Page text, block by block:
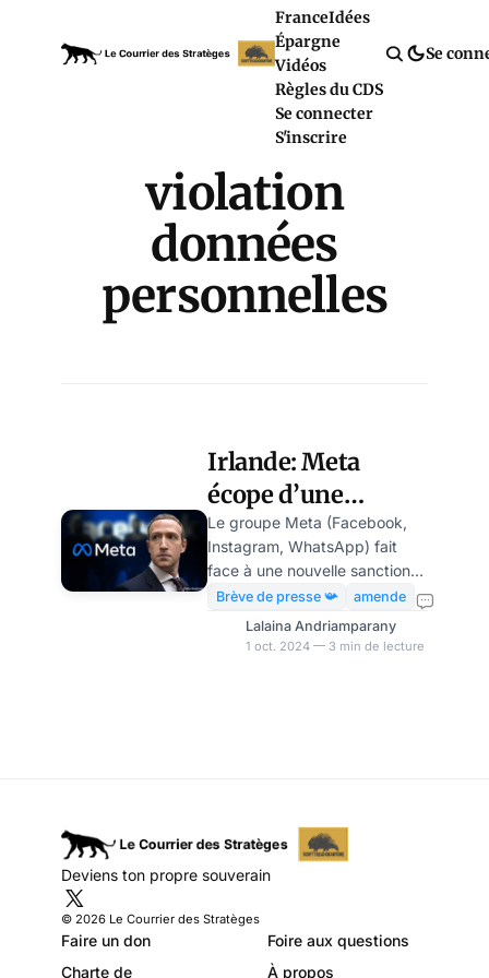
FranceIdées
Épargne
Vidéos
Règles du CDS
Se connecter
S'inscrire
Se
violation
données
personnelles
Irlande: Meta
écope d’une
amende de 91
millions d’euros
pour violation de
données
Le groupe Meta (Facebook,
Instagram, WhatsApp) fait
face à une nouvelle sanction.
L’entreprise a été condamnée
par la Data Protection
Commission (DPC) irlandaise à
fondamentales de la
cybersécurité, a mis en
danger la confidentialité des
cette sanction parait
Brève de presse 📯
amende
Lalaina Andriamparany
1 oct. 2024 — 3 min de lecture
Deviens ton propre souverain
© 2026 Le Courrier des Stratèges
Faire un don
Foire aux questions
Charte de
À propos